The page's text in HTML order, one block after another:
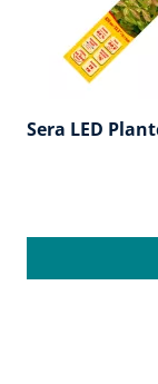
Sera LED